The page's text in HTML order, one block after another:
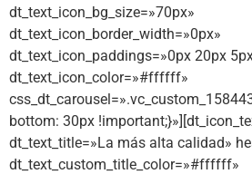
dt_text_icon_bg_size=»70px»
dt_text_icon_border_width=»0px»
dt_text_icon_paddings=»0px 20px
dt_text_icon_color=»#ffffff»
bottom: 30px
dt_text_title=»La más alta calidad»
dt_text_custom_title_color=»#ffffff»